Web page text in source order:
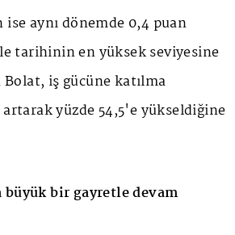
ise aynı dönemde 0,4 puan
tarihinin en yüksek seviyesine
Bolat, iş gücüne katılma
artarak yüzde 54,5'e yükseldiğine
büyük bir gayretle devam